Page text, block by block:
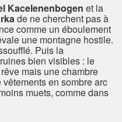
Kacelenenbogen et la
de ne cherchent pas à
comme un éboulement
une montagne hostile.
Puis la
bien visibles : le
mais une chambre
en sombre arc
muets, comme dans